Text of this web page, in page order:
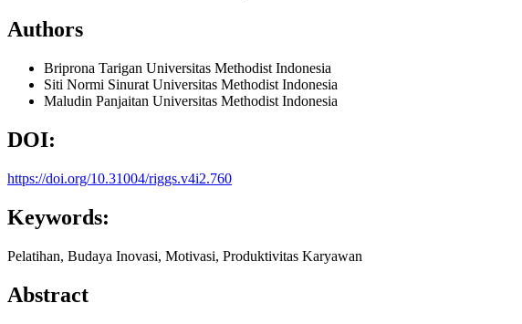
Authors
Briprona Tarigan Universitas Methodist Indonesia
Siti Normi Sinurat Universitas Methodist Indonesia
Maludin Panjaitan Universitas Methodist Indonesia
DOI:
https://doi.org/10.31004/riggs.v4i2.760
Keywords:
Pelatihan, Budaya Inovasi, Motivasi, Produktivitas Karyawan
Abstract